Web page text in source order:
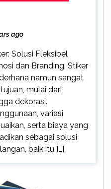
ago
Solusi Fleksibel
dan Branding. Stiker
namun sangat
mulai dari
dekorasi.
variasi
serta biaya yang
sebagai solusi
baik itu […]